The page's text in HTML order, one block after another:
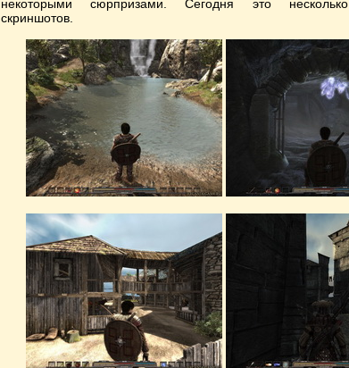
некоторыми сюрпризами. Сегодня это несколько
скриншотов.